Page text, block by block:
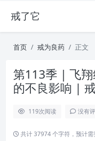
戒了它
首页 戒为良药 正文
第113季 | 飞翔
的不良影响 |
119次阅读 没有
共计 37974 个字符，预计需